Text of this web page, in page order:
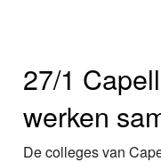
27/1
werken
De colleges van